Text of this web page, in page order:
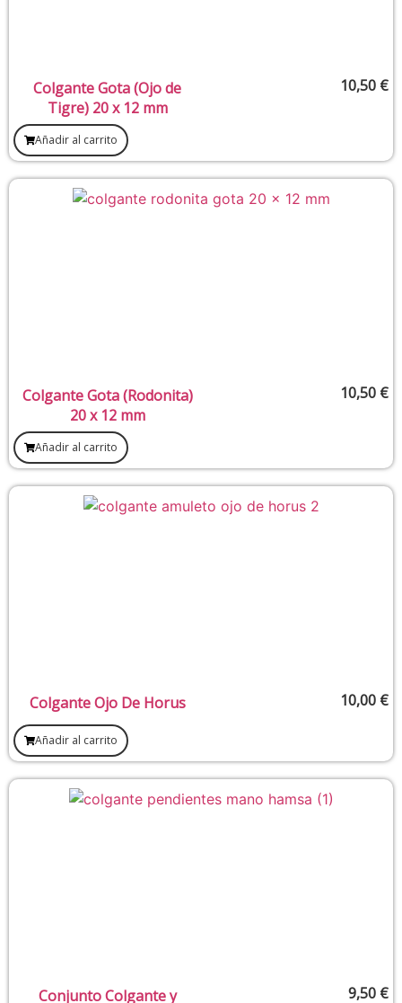
Colgante Gota (Ojo de
Tigre) 20 x 12 mm
10,50 €
Añadir al carrito
Colgante Gota (Rodonita)
20 x 12 mm
10,50 €
Añadir al carrito
Colgante Ojo De Horus 10,00 €
Añadir al carrito
Conjunto Colgante y 9,50 €